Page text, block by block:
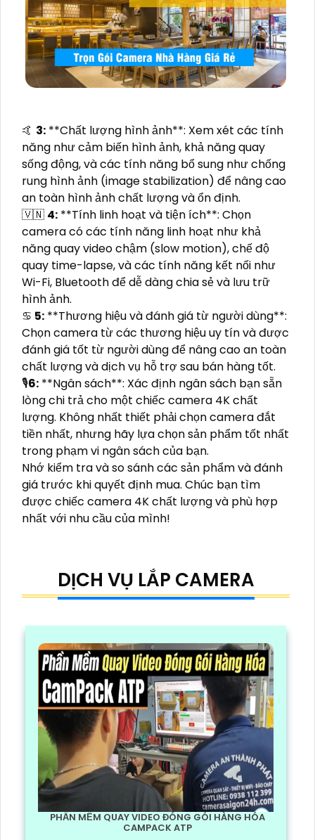
️🤙 3: **Chất lượng hình ảnh**: Xem xét các tính
năng như cảm biến hình ảnh, khả năng quay
sống động, và các tính năng bổ sung như chống
rung hình ảnh (image stabilization) để nâng cao
an toàn hình ảnh chất lượng và ổn định.
🇻🇳 4: **Tính linh hoạt và tiện ích**: Chọn
camera có các tính năng linh hoạt như khả
năng quay video chậm (slow motion), chế độ
quay time-lapse, và các tính năng kết nối như
Wi-Fi, Bluetooth để dễ dàng chia sẻ và lưu trữ
hình ảnh.
♋ 5: **Thương hiệu và đánh giá từ người dùng**:
Chọn camera từ các thương hiệu uy tín và được
đánh giá tốt từ người dùng để nâng cao an toàn
chất lượng và dịch vụ hỗ trợ sau bán hàng tốt.
🎙6: **Ngân sách**: Xác định ngân sách bạn sẵn
lòng chi trả cho một chiếc camera 4K chất
lượng. Không nhất thiết phải chọn camera đắt
tiền nhất, nhưng hãy lựa chọn sản phẩm tốt nhất
trong phạm vi ngân sách của bạn.
Nhớ kiểm tra và so sánh các sản phẩm và đánh
giá trước khi quyết định mua. Chúc bạn tìm
được chiếc camera 4K chất lượng và phù hợp
nhất với nhu cầu của mình!
DỊCH VỤ LẮP CAMERA
PHẦN MỀM QUAY VIDEO ĐÓNG GÓI HÀNG HÓA
CAMPACK ATP